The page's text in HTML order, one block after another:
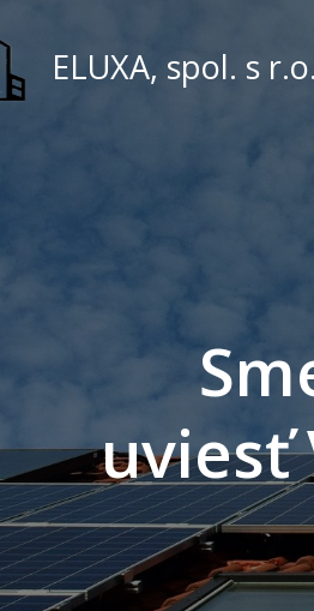
ELUXA, spol. s r.o.
uviesť